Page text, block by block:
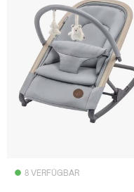
8 VERFÜGBAR